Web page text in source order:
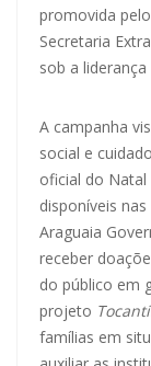
promovida
Secretaria
sob a
A campanha
social e
oficial do
disponíveis
Araguaia
receber
do público em
projeto
famílias em